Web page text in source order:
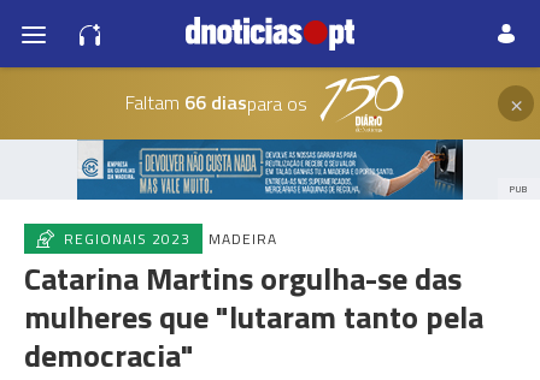
Faltam 66 diaspara os ×
PUB
REGIONAIS 2023 MADEIRA
Catarina Martins orgulha-se das
mulheres que "lutaram tanto pela
democracia"